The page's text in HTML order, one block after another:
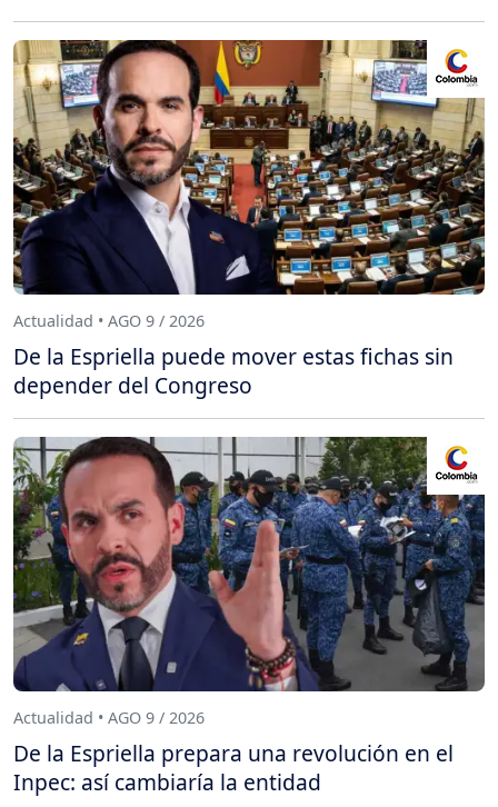
Actualidad • AGO 9 / 2026
De la Espriella puede mover estas fichas sin
depender del Congreso
Actualidad • AGO 9 / 2026
De la Espriella prepara una revolución en el
Inpec: así cambiaría la entidad